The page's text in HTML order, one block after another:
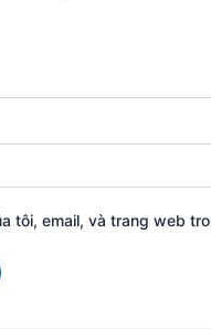
tôi, email, và trang web